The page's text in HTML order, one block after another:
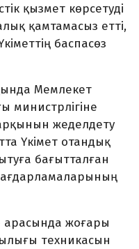
қызмет көрсетуді
қамтамасыз етті,
баспасөз
Мемлекет
жеделдету
Үкімет отандық
бағытталған
арасында жоғары
техникасын